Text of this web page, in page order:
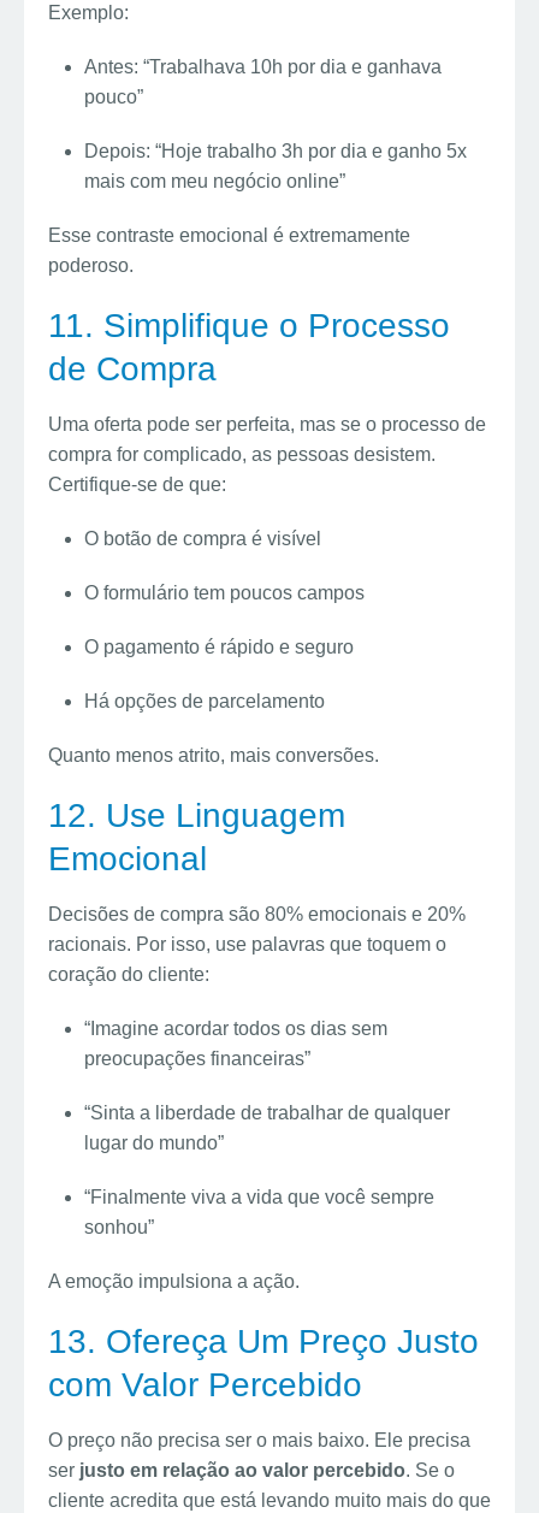
Exemplo:
Antes: “Trabalhava 10h por dia e ganhava
pouco”
Depois: “Hoje trabalho 3h por dia e ganho 5x
mais com meu negócio online”
Esse contraste emocional é extremamente
poderoso.
11. Simplifique o Processo
de Compra
Uma oferta pode ser perfeita, mas se o processo de
compra for complicado, as pessoas desistem.
Certifique-se de que:
O botão de compra é visível
O formulário tem poucos campos
O pagamento é rápido e seguro
Há opções de parcelamento
Quanto menos atrito, mais conversões.
12. Use Linguagem
Emocional
Decisões de compra são 80% emocionais e 20%
racionais. Por isso, use palavras que toquem o
coração do cliente:
“Imagine acordar todos os dias sem
preocupações financeiras”
“Sinta a liberdade de trabalhar de qualquer
lugar do mundo”
“Finalmente viva a vida que você sempre
sonhou”
A emoção impulsiona a ação.
13. Ofereça Um Preço Justo
com Valor Percebido
O preço não precisa ser o mais baixo. Ele precisa
ser justo em relação ao valor percebido. Se o
cliente acredita que está levando muito mais do que